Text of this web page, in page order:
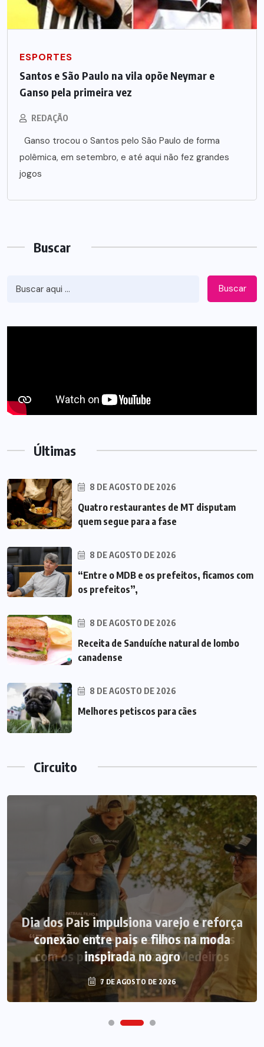
ESPORTES
Santos e São Paulo na vila opõe Neymar e
Ganso pela primeira vez
REDAÇÃO
Ganso trocou o Santos pelo São Paulo de forma
polêmica, em setembro, e até aqui não fez grandes
jogos
Buscar
Buscar
Últimas
8 DE AGOSTO DE 2026
Quatro restaurantes de MT disputam
quem segue para a fase
8 DE AGOSTO DE 2026
“Entre o MDB e os prefeitos, ficamos com
os prefeitos”,
8 DE AGOSTO DE 2026
Receita de Sanduíche natural de lombo
canadense
8 DE AGOSTO DE 2026
Melhores petiscos para cães
Circuito
Dia dos Pais impulsiona varejo e reforça
conexão entre pais e filhos na moda
inspirada no agro
7 DE AGOSTO DE 2026